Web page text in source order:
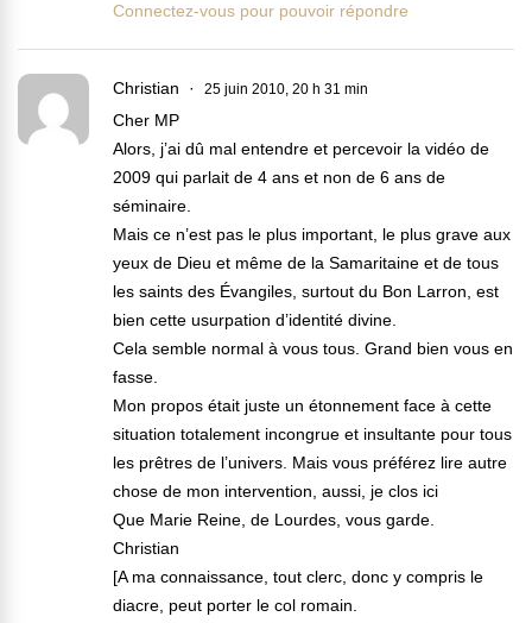
Connectez-vous pour pouvoir répondre
Christian 25 juin 2010, 20 h 31 min
Cher MP
Alors, j’ai dû mal entendre et percevoir la vidéo de
2009 qui parlait de 4 ans et non de 6 ans de
séminaire.
Mais ce n’est pas le plus important, le plus grave aux
yeux de Dieu et même de la Samaritaine et de tous
les saints des Évangiles, surtout du Bon Larron, est
bien cette usurpation d’identité divine.
Cela semble normal à vous tous. Grand bien vous en
fasse.
Mon propos était juste un étonnement face à cette
situation totalement incongrue et insultante pour tous
les prêtres de l’univers. Mais vous préférez lire autre
chose de mon intervention, aussi, je clos ici
Que Marie Reine, de Lourdes, vous garde.
Christian
[A ma connaissance, tout clerc, donc y compris le
diacre, peut porter le col romain.